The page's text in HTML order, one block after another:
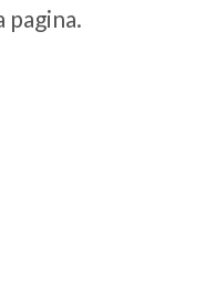
pagina.